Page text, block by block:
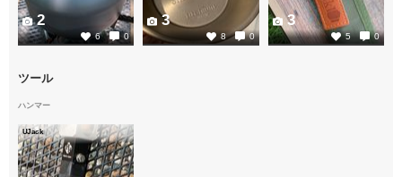
6 0
2
8 0
3
5 0
3
ツール
ハンマー
UJack